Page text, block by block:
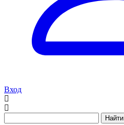
Вход
Найти